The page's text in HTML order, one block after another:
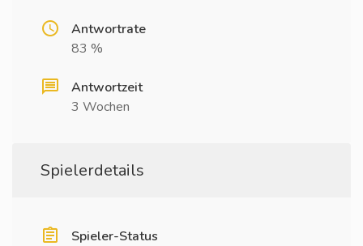
Antwortrate
83 %
Antwortzeit
3 Wochen
Spielerdetails
Spieler-Status